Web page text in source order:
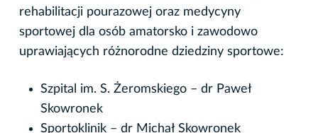
rehabilitacji pourazowej oraz medycyny
sportowej dla osób amatorsko i zawodowo
uprawiających różnorodne dziedziny sportowe:
Szpital im. S. Żeromskiego – dr Paweł
Skowronek
Sportoklinik – dr Michał Skowronek